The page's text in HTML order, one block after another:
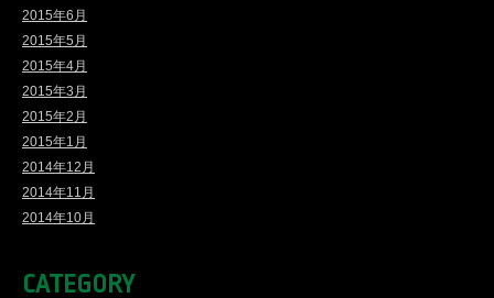
2015年6月
2015年5月
2015年4月
2015年3月
2015年2月
2015年1月
2014年12月
2014年11月
2014年10月
CATEGORY